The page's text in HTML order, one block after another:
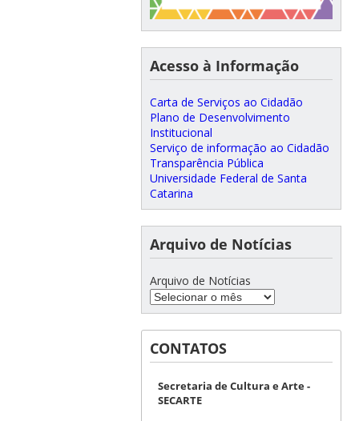
Acesso à Informação
Carta de Serviços ao Cidadão
Plano de Desenvolvimento
Institucional
Serviço de informação ao Cidadão
Transparência Pública
Universidade Federal de Santa
Catarina
Arquivo de Notícias
Arquivo de Notícias
CONTATOS
Secretaria de Cultura e Arte -
SECARTE